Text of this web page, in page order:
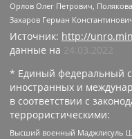
Орлов Олег Петрович,
Захаров Герман
Источник: http://
данные на 24.03.2022
* Единый федеральный
иностранных и
в соответствии с
террористическими:
Высший военный Маджлисуль